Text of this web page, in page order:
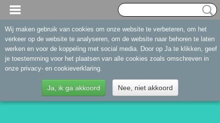
Wij maken gebruik van cookies om onze website te verbeteren, om het
verkeer op de website te analyseren, om de website naar behoren te laten
werken en voor de koppeling met social media. Door op Ja te klikken, geef
je toestemming voor het plaatsen van alle cookies zoals omschreven in
onze privacy- en cookieverklaring.
Ja, ik ga akkoord Nee, niet akkoord